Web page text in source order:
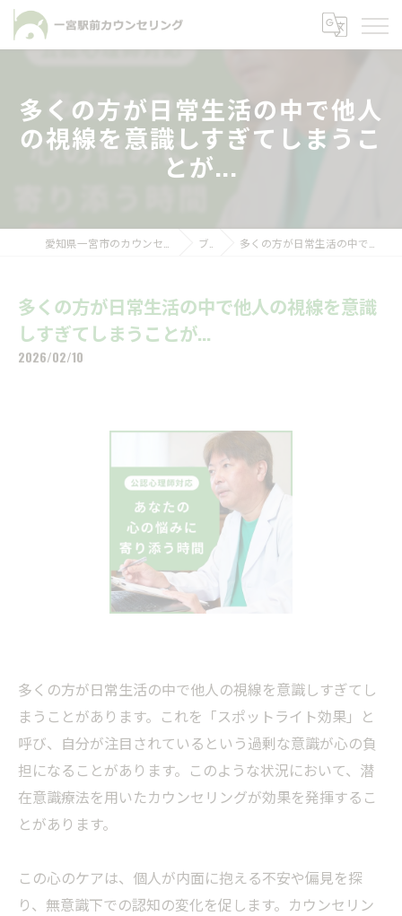
多くの方が日常生活の中で他人
の視線を意識しすぎてしまうこ
とが...
ブログ 多くの方が日常生活の中で他人の視線を意識しすぎてしまうことが...
多くの方が日常生活の中で他人の視線を意識
しすぎてしまうことが...
2026/02/10
多くの方が日常生活の中で他人の視線を意識しすぎてし
まうことがあります。これを「スポットライト効果」と
呼び、自分が注目されているという過剰な意識が心の負
担になることがあります。このような状況において、潜
在意識療法を用いたカウンセリングが効果を発揮するこ
とがあります。
この心のケアは、個人が内面に抱える不安や偏見を探
り、無意識下での認知の変化を促します。カウンセリン